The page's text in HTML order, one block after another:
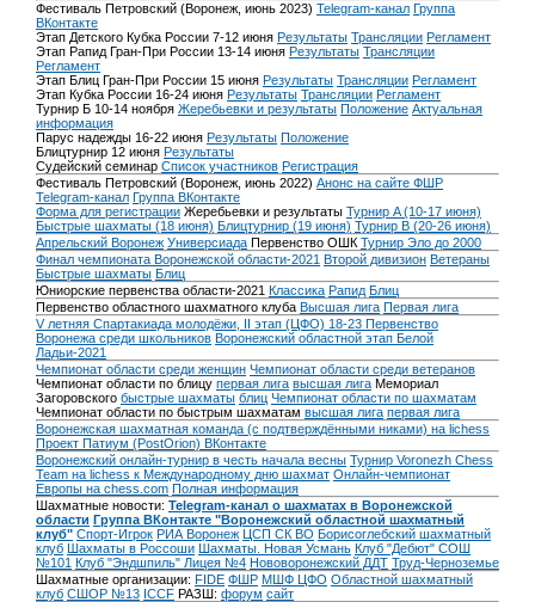
Фестиваль Петровский (Воронеж, июнь 2023) Telegram-канал Группа
ВКонтакте
Этап Детского Кубка России 7-12 июня Результаты Трансляции Регламент
Этап Рапид Гран-При России 13-14 июня Результаты Трансляции
Регламент
Этап Блиц Гран-При России 15 июня Результаты Трансляции Регламент
Этап Кубка России 16-24 июня Результаты Трансляции Регламент
Турнир Б 10-14 ноября Жеребьевки и результаты Положение Актуальная
информация
Парус надежды 16-22 июня Результаты Положение
Блицтурнир 12 июня Результаты
Судейский семинар Список участников Регистрация
Фестиваль Петровский (Воронеж, июнь 2022) Анонс на сайте ФШР
Telegram-канал Группа ВКонтакте
Форма для регистрации Жеребьевки и результаты Турнир A (10-17 июня)
Быстрые шахматы (18 июня) Блицтурнир (19 июня) Турнир B (20-26 июня)
Апрельский Воронеж Универсиада Первенство ОШК Турнир Эло до 2000
Финал чемпионата Воронежской области-2021 Второй дивизион Ветераны
Быстрые шахматы Блиц
Юниорские первенства области-2021 Классика Рапид Блиц
Первенство областного шахматного клуба Высшая лига Первая лига
V летняя Спартакиада молодёжи, II этап (ЦФО) 18-23 Первенство
Воронежа среди школьников Воронежский областной этап Белой
Ладьи-2021
Чемпионат области среди женщин Чемпионат области среди ветеранов
Чемпионат области по блицу первая лига высшая лига Мемориал
Загоровского быстрые шахматы блиц Чемпионат области по шахматам
Чемпионат области по быстрым шахматам высшая лига первая лига
Воронежская шахматная команда (с подтверждёнными никами) на lichess
Проект Патиум (PostOrion) ВКонтакте
Воронежский онлайн-турнир в честь начала весны Турнир Voronezh Chess
Team на lichess к Международному дню шахмат Онлайн-чемпионат
Европы на chess.com Полная информация
Шахматные новости: Telegram-канал о шахматах в Воронежской
области Группа ВКонтакте "Воронежский областной шахматный
клуб" Спорт-Игрок РИА Воронеж ЦСП СК ВО Борисоглебский шахматный
клуб Шахматы в Россоши Шахматы. Новая Усмань Клуб "Дебют" СОШ
№101 Клуб "Эндшпиль" Лицея №4 Нововоронежский ДДТ Труд-Черноземье
Шахматные организации: FIDE ФШР МШФ ЦФО Областной шахматный
клуб СШОР №13 ICCF РАЗШ: форум сайт